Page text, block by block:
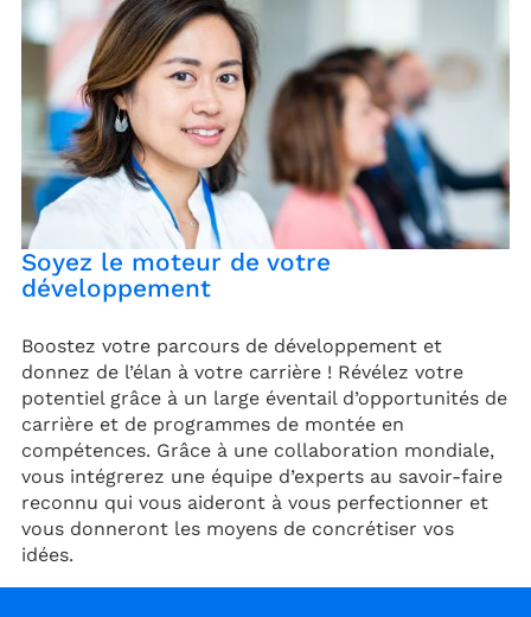
Soyez le moteur de votre
développement
Boostez votre parcours de développement et
donnez de l’élan à votre carrière ! Révélez votre
potentiel grâce à un large éventail d’opportunités de
carrière et de programmes de montée en
compétences. Grâce à une collaboration mondiale,
vous intégrerez une équipe d’experts au savoir-faire
reconnu qui vous aideront à vous perfectionner et
vous donneront les moyens de concrétiser vos
idées.